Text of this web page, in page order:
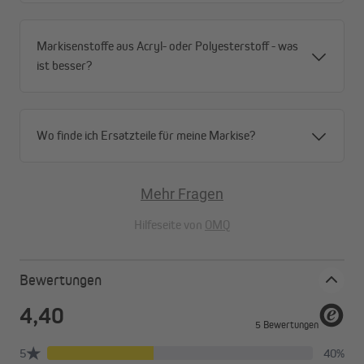
Markisenstoffe aus Acryl- oder Polyesterstoff - was
ist besser?
Wo finde ich Ersatzteile für meine Markise?
Mehr Fragen
Hilfeseite von OMQ
Bewertungen